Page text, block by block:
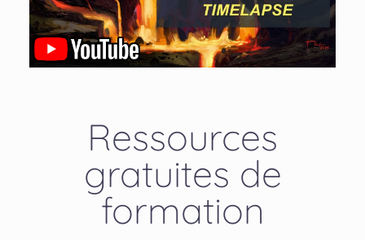
Ressources
gratuites de
formation